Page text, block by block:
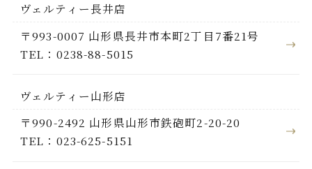
ヴェルティー長井店
〒993-0007 山形県長井市本町2丁目7番21号
TEL：0238-88-5015
ヴェルティー山形店
〒990-2492 山形県山形市鉄砲町2-20-20
TEL：023-625-5151